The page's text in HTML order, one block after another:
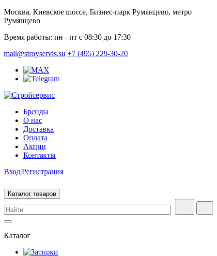
Москва, Киевское шоссе, Бизнес-парк Румянцево, метро
Румянцево
Время работы: пн - пт с 08:30 до 17:30
mail@stroyservis.su +7 (495) 229-30-20
Бренды
О нас
Доставка
Оплата
Акции
Контакты
Вход|Регистрация
Каталог товаров
Каталог